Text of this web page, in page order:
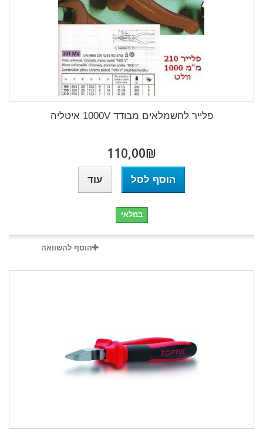
פלייר לחשמלאים מבודד 1000V איטליה
₪‎110,00
הוסף לסל עוד
במלאי
הוסף להשוואה